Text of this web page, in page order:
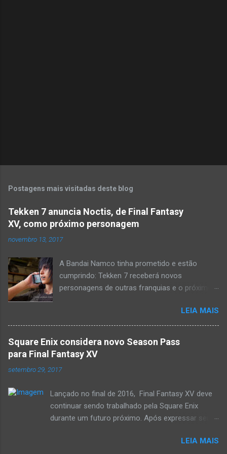
Postagens mais visitadas deste blog
Tekken 7 anuncia Noctis, de Final Fantasy
XV, como próximo personagem
novembro 13, 2017
A Bandai Namco tinha prometido e estão
cumprindo: Tekken 7 receberá novos
personagens de outras franquias e o próximo
Caelum , o protagonista de Final Fantasy XV . A
novidade foi anunciada durante o Tekken World
Tour Finals neste fim de semana com um
trailer, mostrando a jogabilidade de Noctis e
seu próprio estágio, o icônico Hammerhead
Garage , que contará com a presença de
está previsto para ser lançado como DLC no
jogo no segundo trimestre de 2018. Tekken 7
está disponível para PlayStation 4, Xbox One e
LEIA MAIS
Square Enix considera novo Season Pass
para Final Fantasy XV
setembro 29, 2017
Lançado no final de 2016, Final Fantasy XV deve
continuar sendo trabalhado pela Square Enix
durante um futuro próximo. Após expressar seu
Tabata afirmou à Famitsu que um novo mapa de
LEIA MAIS